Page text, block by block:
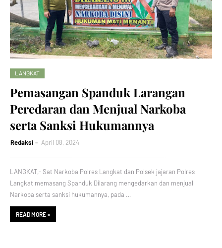
LANGKAT
Pemasangan Spanduk Larangan
Peredaran dan Menjual Narkoba
serta Sanksi Hukumannya
Redaksi April 08, 2024
LANGKAT,- Sat Narkoba Polres Langkat dan Polsek jajaran Polres
Langkat memasang Spanduk Dilarang mengedarkan dan menjual
Narkoba serta sanksi hukumannya, pada …
READ MORE »